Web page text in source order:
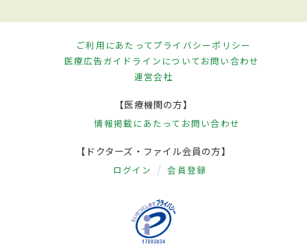
ご利用にあたってプライバシーポリシー
医療広告ガイドラインについてお問い合わせ
運営会社
【医療機関の方】
情報掲載にあたって お問い合わせ
【ドクターズ・ファイル会員の方】
ログイン 会員登録